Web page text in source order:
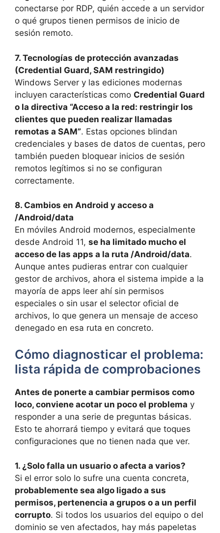
conectarse por RDP, quién accede a un servidor
o qué grupos tienen permisos de inicio de
sesión remoto.
7. Tecnologías de protección avanzadas
(Credential Guard, SAM restringido)
Windows Server y las ediciones modernas
incluyen características como Credential Guard
o la directiva “Acceso a la red: restringir los
clientes que pueden realizar llamadas
remotas a SAM”. Estas opciones blindan
credenciales y bases de datos de cuentas, pero
también pueden bloquear inicios de sesión
remotos legítimos si no se configuran
correctamente.
8. Cambios en Android y acceso a
/Android/data
En móviles Android modernos, especialmente
desde Android 11, se ha limitado mucho el
acceso de las apps a la ruta /Android/data.
Aunque antes pudieras entrar con cualquier
gestor de archivos, ahora el sistema impide a la
mayoría de apps leer ahí sin permisos
especiales o sin usar el selector oficial de
archivos, lo que genera un mensaje de acceso
denegado en esa ruta en concreto.
Cómo diagnosticar el problema:
lista rápida de comprobaciones
Antes de ponerte a cambiar permisos como
loco, conviene acotar un poco el problema y
responder a una serie de preguntas básicas.
Esto te ahorrará tiempo y evitará que toques
configuraciones que no tienen nada que ver.
1. ¿Solo falla un usuario o afecta a varios?
Si el error solo lo sufre una cuenta concreta,
probablemente sea algo ligado a sus
permisos, pertenencia a grupos o a un perfil
corrupto. Si todos los usuarios del equipo o del
dominio se ven afectados, hay más papeletas